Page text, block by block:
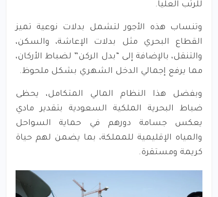
للرتب العليا.
وتنساب هذه الأجور لتشمل بدلات نوعية تميز
القطاع البحري مثل بدلات الإعاشة، والسكن،
والتنقل، بالإضافة إلى “بدل الركن” لضباط الأركان،
مما يرفع إجمالي الدخل الشهري بشكل ملحوظ.
وبفضل هذا النظام المالي المتكامل، يحظى
ضباط البحرية الملكية السعودية بتقدير مادي
يعكس جسامة دورهم في حماية السواحل
والمياه الإقليمية للمملكة، بما يضمن لهم حياة
كريمة ومستقرة.